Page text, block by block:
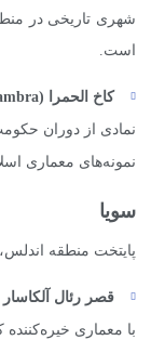
شهری تاریخی در
است.
کاخ الحمرا (
نمادی از دوران
نمونه‌های معماری
سویا
پایتخت منطقه
قصر رئال
با معماری